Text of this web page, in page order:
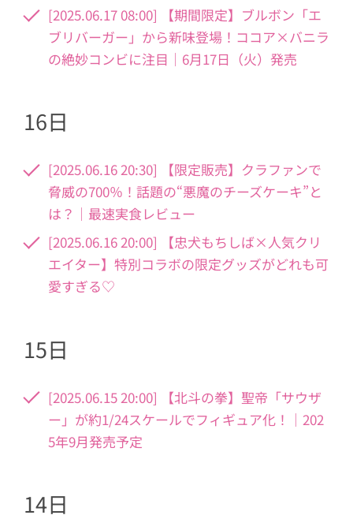
[2025.06.17 08:00] 【期間限定】ブルボン「エ
ブリバーガー」から新味登場！ココア×バニラ
の絶妙コンビに注目｜6月17日（火）発売
16日
[2025.06.16 20:30] 【限定販売】クラファンで
脅威の700％！話題の“悪魔のチーズケーキ”と
は？｜最速実食レビュー
[2025.06.16 20:00] 【忠犬もちしば×人気クリ
エイター】特別コラボの限定グッズがどれも可
愛すぎる♡
15日
[2025.06.15 20:00] 【北斗の拳】聖帝「サウザ
ー」が約1/24スケールでフィギュア化！｜202
5年9月発売予定
14日